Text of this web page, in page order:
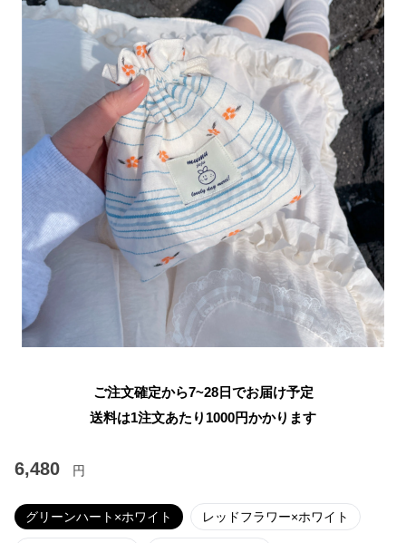
ご注文確定から7~28日でお届け予定
送料は1注文あたり 1000円かかります
6,480 円
グリーンハート×ホワイト レッドフラワー×ホワイト